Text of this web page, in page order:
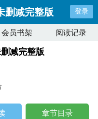
删减完整版 登录
会员书架 阅读记录
删减完整版
章节目录